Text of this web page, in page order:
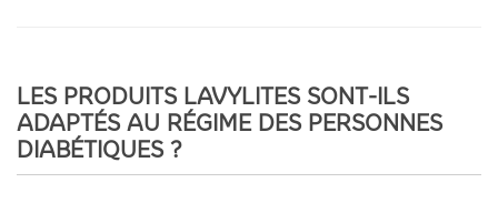
LES PRODUITS LAVYLITES SONT-ILS
ADAPTÉS AU RÉGIME DES PERSONNES
DIABÉTIQUES ?